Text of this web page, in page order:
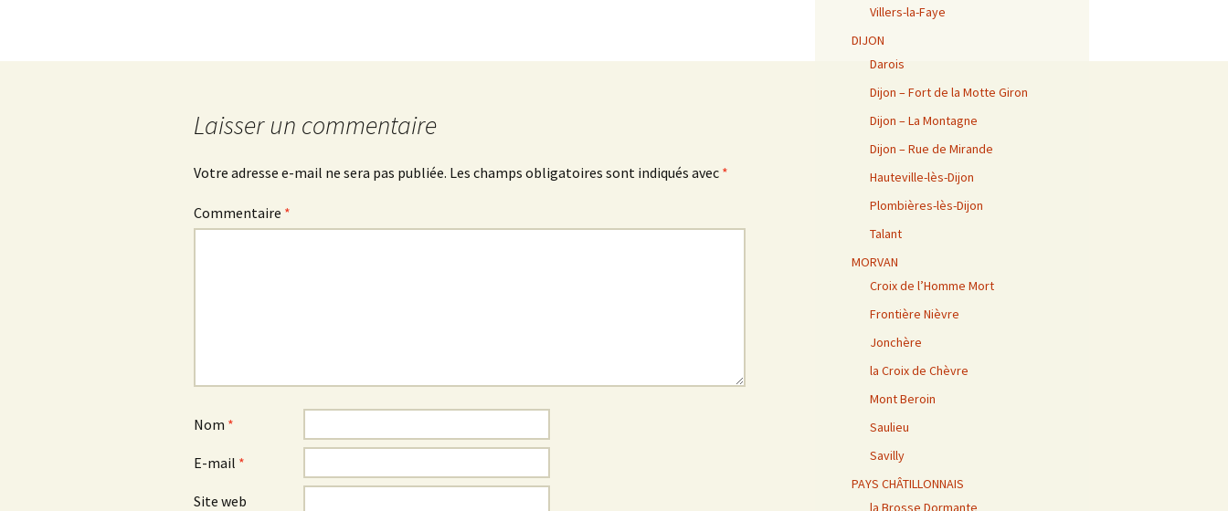
Sausseau
Souhey >< Pouillenay
Teureau de Fache
Laisser un commentaire
Votre adresse e-mail ne sera pas publiée. Les champs obligatoires sont indiqués avec *
Commentaire *
Nom *
E-mail *
Site web
Villers-la-Faye
DIJON
Darois
Dijon – Fort de la Motte Giron
Dijon – La Montagne
Dijon – Rue de Mirande
Hauteville-lès-Dijon
Plombières-lès-Dijon
Talant
MORVAN
Croix de l’Homme Mort
Frontière Nièvre
Jonchère
la Croix de Chèvre
Mont Beroin
Saulieu
Savilly
PAYS CHÂTILLONNAIS
la Brosse Dormante